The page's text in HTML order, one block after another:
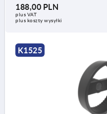
188,00 PLN
plus VAT
plus koszty wysyłki
K1525